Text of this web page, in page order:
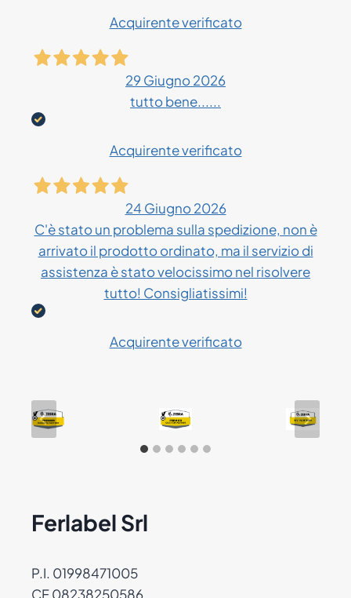
Acquirente verificato
29 Giugno 2026
tutto bene......
Acquirente verificato
24 Giugno 2026
C'è stato un problema sulla spedizione, non è
arrivato il prodotto ordinato, ma il servizio di
assistenza è stato velocissimo nel risolvere
tutto! Consigliatissimi!
Acquirente verificato
Ferlabel Srl
P.I. 01998471005
CF 08238250586